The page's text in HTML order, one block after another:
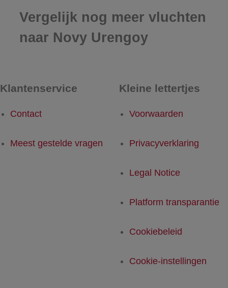
Vergelijk nog meer vluchten
naar Novy Urengoy
Klantenservice
Contact
Meest gestelde vragen
Kleine lettertjes
Voorwaarden
Privacyverklaring
Legal Notice
Platform transparantie
Cookiebeleid
Cookie-instellingen